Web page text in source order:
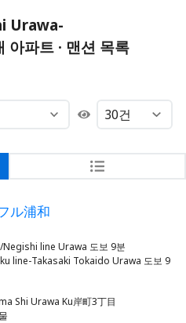
Urawa-
파트 · 맨션 목록
ル浦和
Negishi line Urawa 도보 9분
line-Takasaki Tokaido Urawa 도보 9
Shi Urawa Ku岸町3丁目